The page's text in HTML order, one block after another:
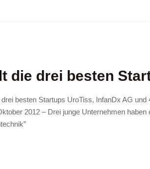
die drei besten
besten Startups UroTiss, InfanDx AG
2012 – Drei junge Unternehmen haben